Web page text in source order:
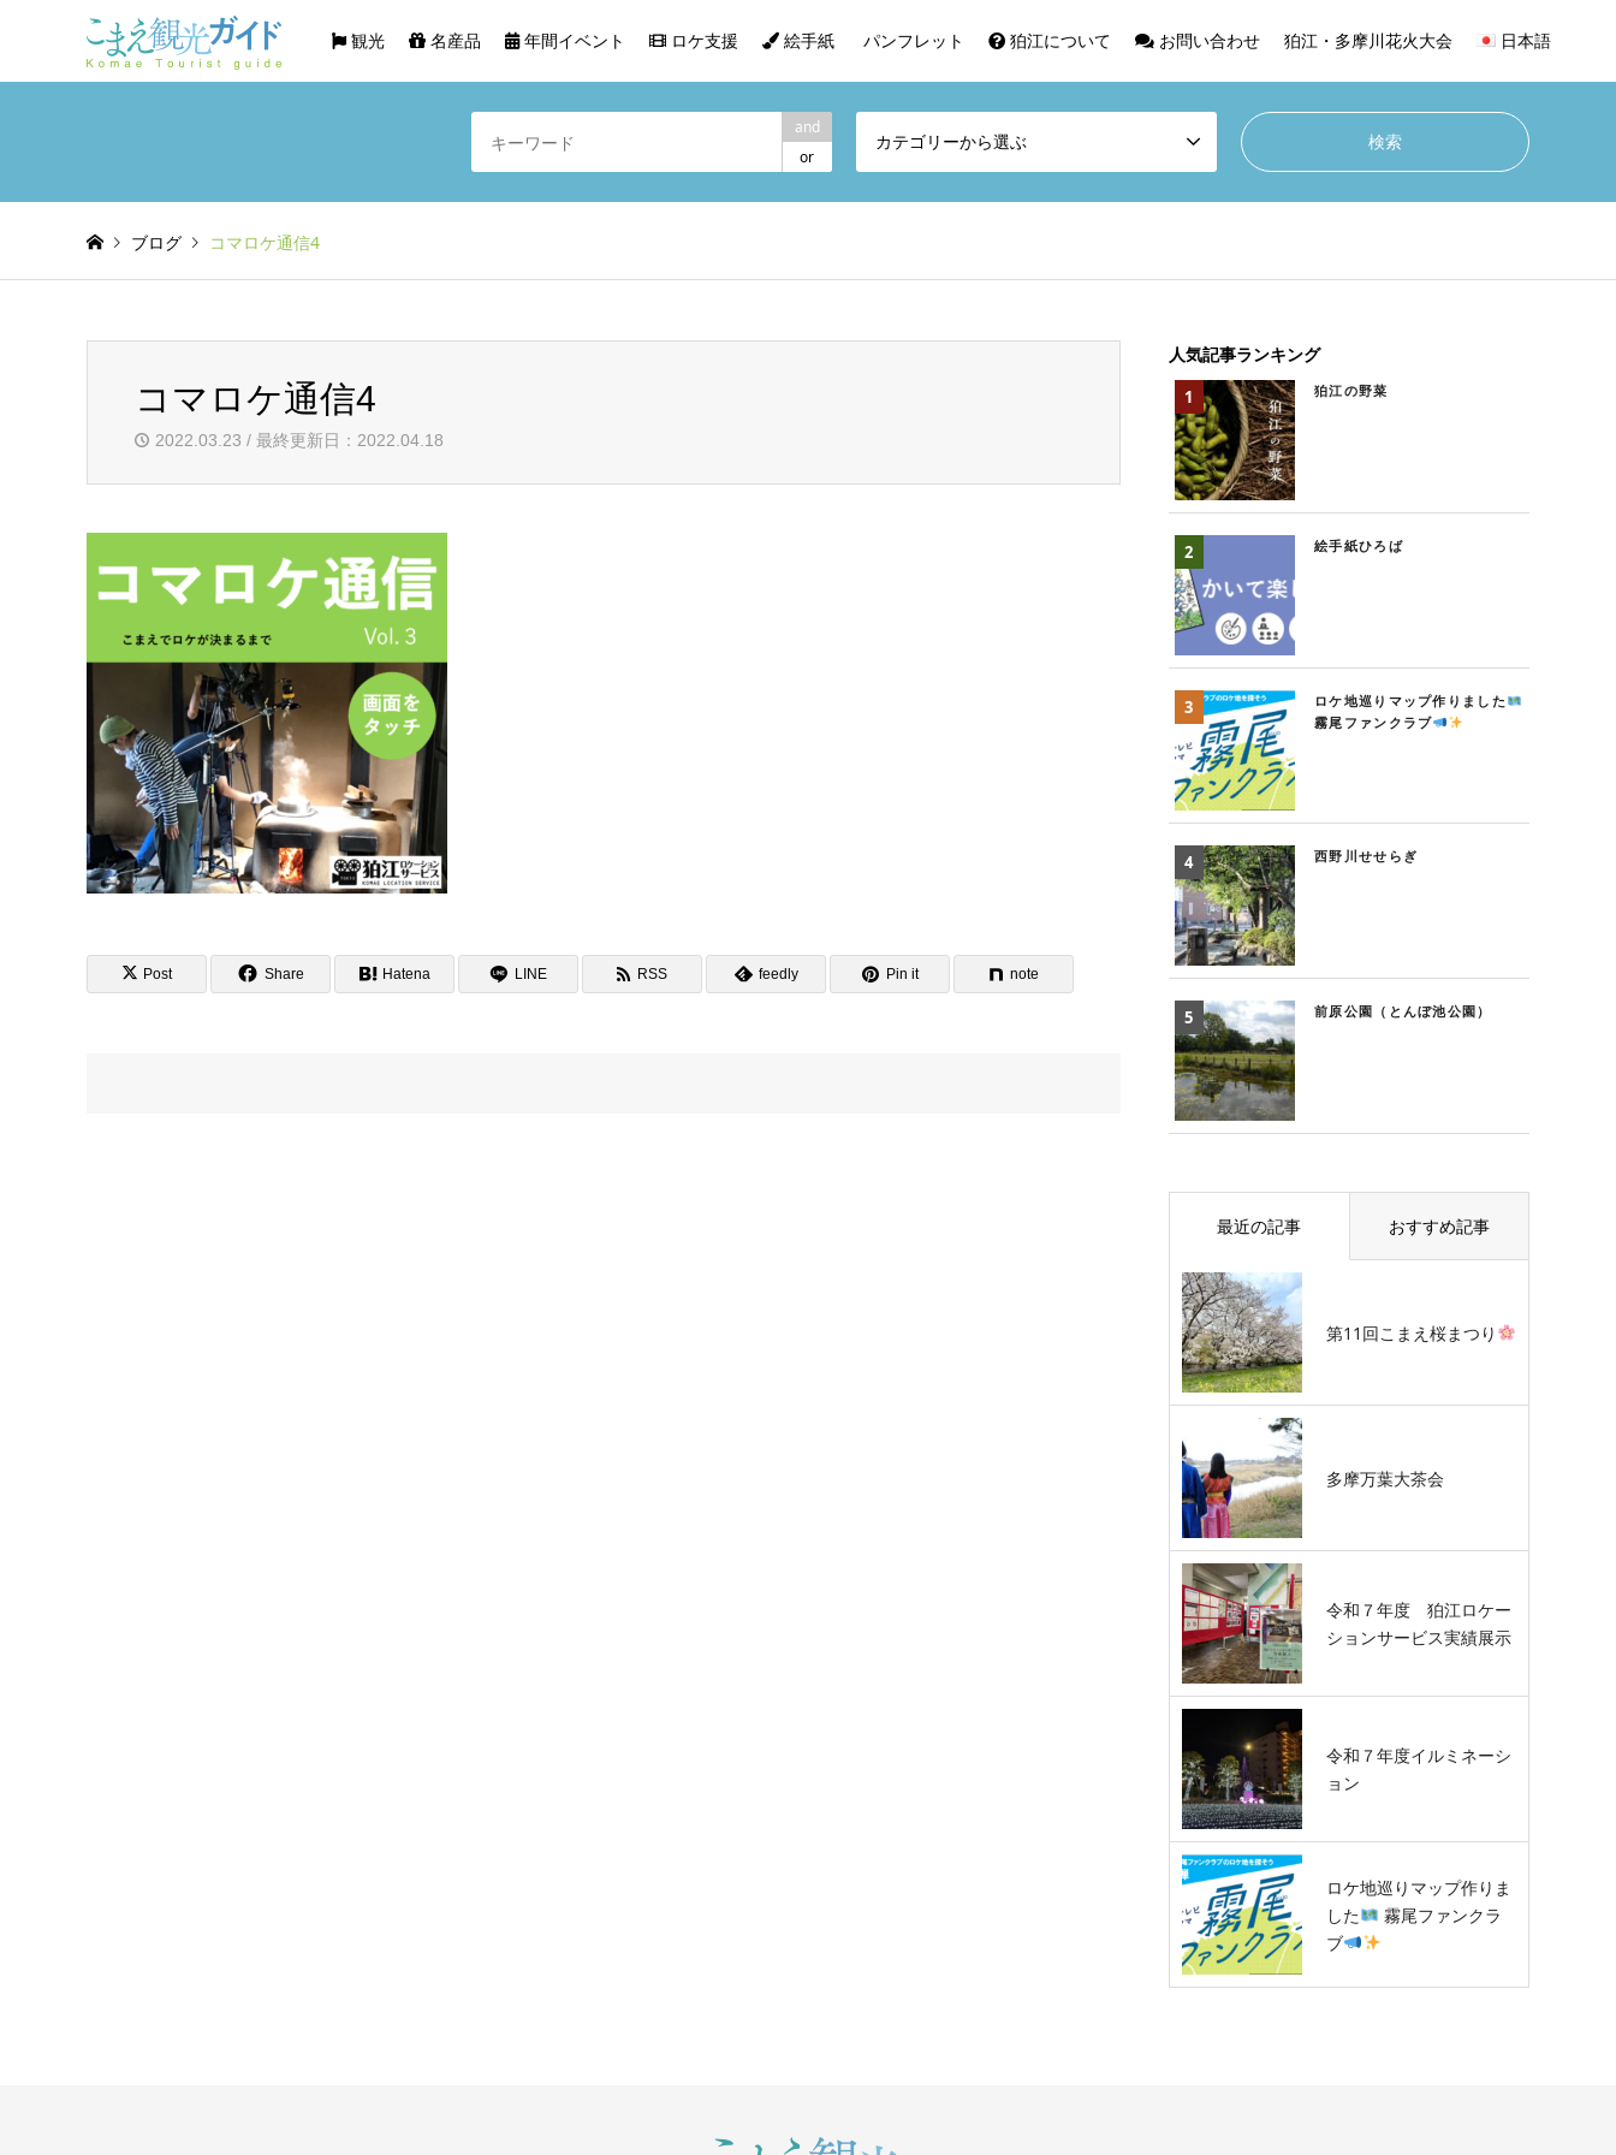
観光 名産品 年間イベント ロケ支援 絵手紙 パンフレット 狛江について お問い合わせ 狛江・多摩川花火大会 日本語
and
or
カテゴリーから選ぶ
ブログ コマロケ通信4
コマロケ通信4
2022.03.23 / 最終更新日：2022.04.18
Post Share Hatena LINE RSS feedly Pin it note
人気記事ランキング
狛江の野菜
絵手紙ひろば
ロケ地巡りマップ作りました
霧尾ファンクラブ
西野川せせらぎ
前原公園（とんぼ池公園）
最近の記事 おすすめ記事
第11回こまえ桜まつり
多摩万葉大茶会
令和７年度 狛江ロケー
ションサービス実績展示
令和７年度イルミネーシ
ョン
ロケ地巡りマップ作りま
した
霧尾ファンクラ
ブ